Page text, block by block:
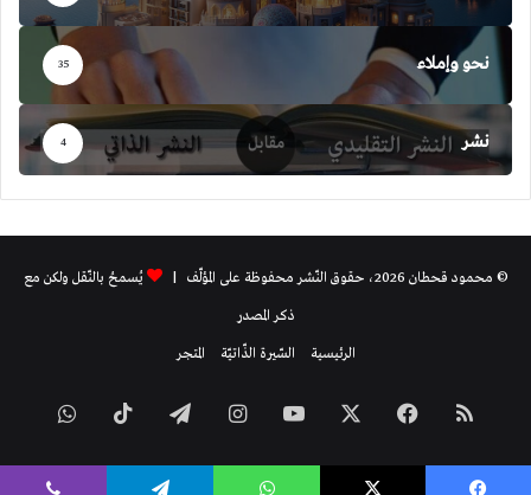
نحو وإملاء 35
نشر 4
© محمود قحطان 2026، حقوق النّشر محفوظة على المؤلّف |
يُسمحُ بالنّقل ولكن مع
ذكر المصدر
الرئيسية
السّيرة الذّاتيّة المتجر
ملخص
الموقع
فيسبوك ‫YouTubeانستقرامتيلقرام ‫TikTokواتساب